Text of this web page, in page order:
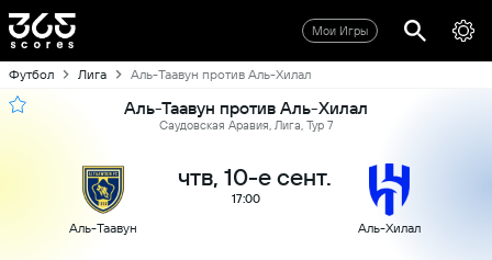
Мои Игры
Футбол Лига Аль-Таавун против Аль-Хилал
Аль-Таавун против Аль-Хилал
Саудовская Аравия, Лига, Тур 7
Аль-Таавун
чтв, 10-е сент.
17:00
Аль-Хилал